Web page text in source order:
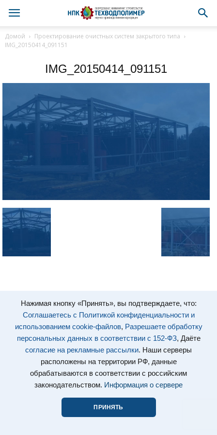
Нажимая кнопку «Принять», вы подтверждаете, что:
Соглашаетесь с Политикой конфиденциальности и
использованием cookie-файлов, Разрешаете обработку
персональных данных в соответствии с 152-ФЗ, Даёте
согласие на рекламные рассылки. Наши серверы
расположены на территории РФ, данные
обрабатываются в соответствии с российским
законодательством. Информация о сервере
ПРИНЯТЬ
Домой
Проектирование очистных систем закрытого типа
IMG_20150414_091151
IMG_20150414_091151